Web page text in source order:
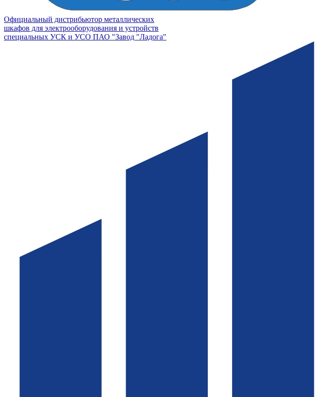
Официальный дистрибьютор металлических
шкафов для электрооборудования и устройств
специальных УСК и УСО ПАО "Завод "Ладога"